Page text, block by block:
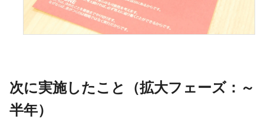
次に実施したこと（拡大フェーズ：～
半年）